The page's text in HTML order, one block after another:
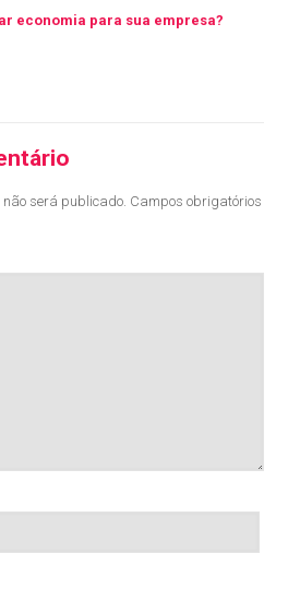
economia para sua empresa?
não será publicado. Campos obrigatórios